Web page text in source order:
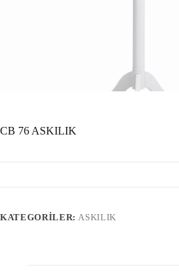
CB 76 ASKILIK
KATEGORILER: ASKILIK